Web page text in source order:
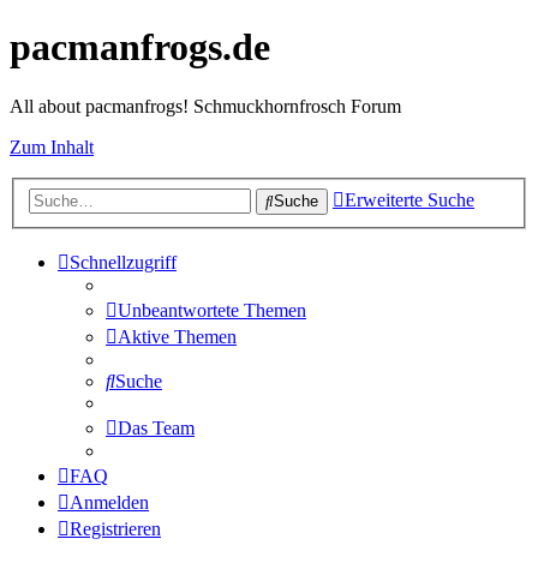
pacmanfrogs.de
All about pacmanfrogs! Schmuckhornfrosch Forum
Zum Inhalt
Suche Erweiterte Suche
Schnellzugriff
Unbeantwortete Themen
Aktive Themen
Suche
Das Team
FAQ
Anmelden
Registrieren